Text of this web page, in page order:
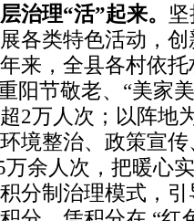
治理“活”起来。
各类特色活动，
来，全县各村依
阳节敬老、“美家
2万人次；以阵地
境整治、政策宣
余人次，把暖心
分制治理模式，